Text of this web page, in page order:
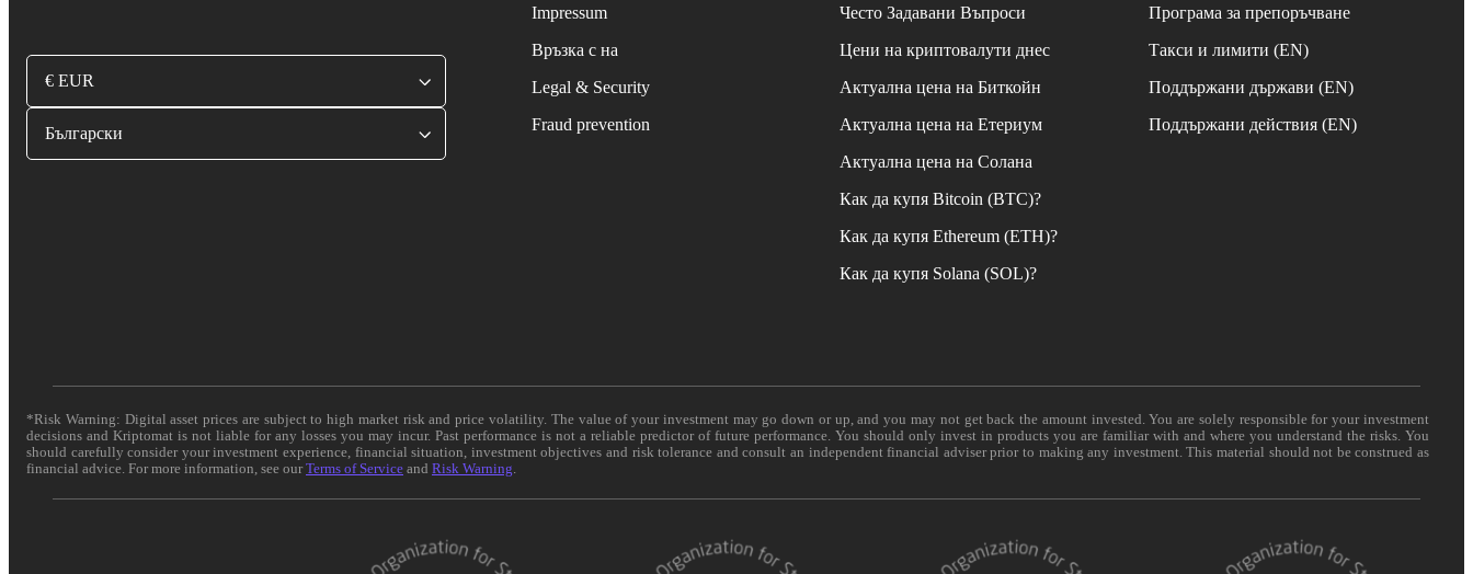
€ EUR
Български
Impressum
Връзка с на
Legal & Security
Fraud prevention
Често Задавани Въпроси
Цени на криптовалути днес
Актуална цена на Биткойн
Актуална цена на Етериум
Актуална цена на Солана
Как да купя Bitcoin (BTC)?
Как да купя Ethereum (ETH)?
Как да купя Solana (SOL)?
Програма за препоръчване
Такси и лимити (EN)
Поддържани държави (EN)
Поддържани действия (EN)
*Risk Warning: Digital asset prices are subject to high market risk and price volatility. The value of your investment may go down or up, and you may not get back the amount invested. You are solely responsible for your investment
decisions and Kriptomat is not liable for any losses you may incur. Past performance is not a reliable predictor of future performance. You should only invest in products you are familiar with and where you understand the risks. You
should carefully consider your investment experience, financial situation, investment objectives and risk tolerance and consult an independent financial adviser prior to making any investment. This material should not be construed as
financial advice. For more information, see ourTerms of Service and Risk Warning